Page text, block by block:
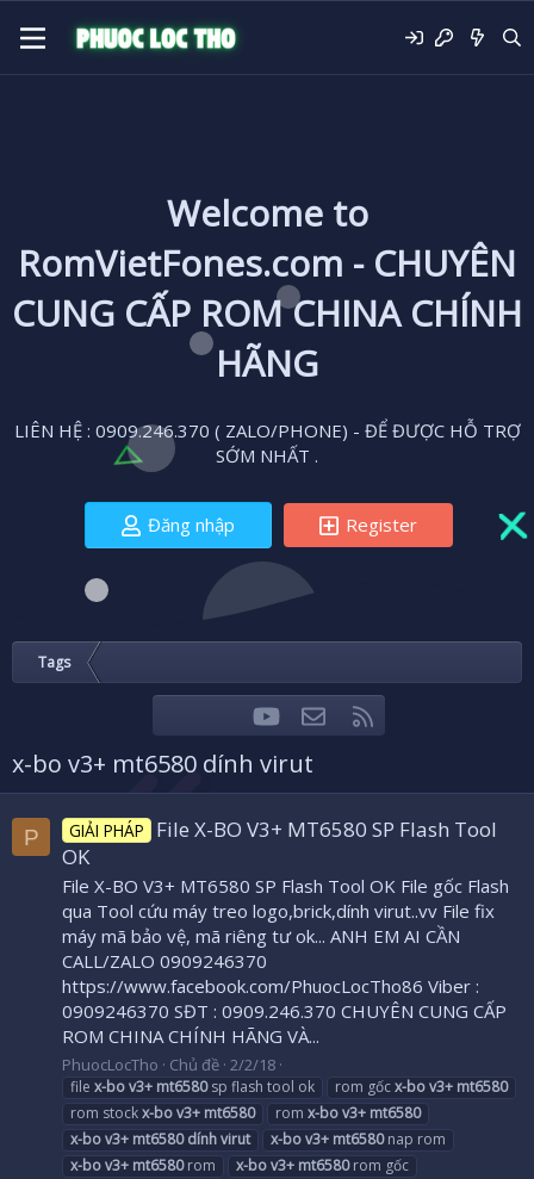
Welcome to
RomVietFones.com - CHUYÊN
CUNG CẤP ROM CHINA CHÍNH
HÃNG
LIÊN HỆ : 0909.246.370 ( ZALO/PHONE) - ĐỂ ĐƯỢC HỖ TRỢ
SỚM NHẤT .
Đăng nhập Register
Tags
FacebookTwitteryoutubeLiên hệ
x-bo v3+ mt6580 dính virut
P GIẢI PHÁP
File X-BO V3+ MT6580 SP Flash Tool
OK
File X-BO V3+ MT6580 SP Flash Tool OK File gốc Flash
qua Tool cứu máy treo logo,brick,dính virut..vv File fix
máy mã bảo vệ, mã riêng tư ok... ANH EM AI CẦN
CALL/ZALO 0909246370
https://www.facebook.com/PhuocLocTho86 Viber :
0909246370 SĐT : 0909.246.370 CHUYÊN CUNG CẤP
ROM CHINA CHÍNH HÃNG VÀ...
PhuocLocTho Chủ đề 2/2/18
file x-bov3+ mt6580sp flash tool ok rom gốcx-bov3+ mt6580
rom stockx-bov3+ mt6580 rom x-bov3+ mt6580
x-bov3+ mt6580 dínhvirut x-bov3+ mt6580nap rom
x-bov3+ mt6580rom x-bov3+ mt6580rom gốc